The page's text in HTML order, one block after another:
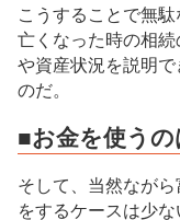
こうすることで無
亡くなった時の相
や資産状況を説明
のだ。
■お金を使う
そして、当然なが
をするケースは少